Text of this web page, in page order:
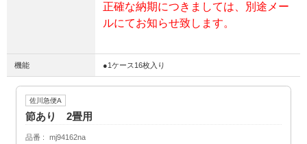
正確な納期につきましては、別途メー
ルにてお知らせ致します。
機能 ●1ケース16枚入り
佐川急便A
節あり 2畳用
品番
mj94162na